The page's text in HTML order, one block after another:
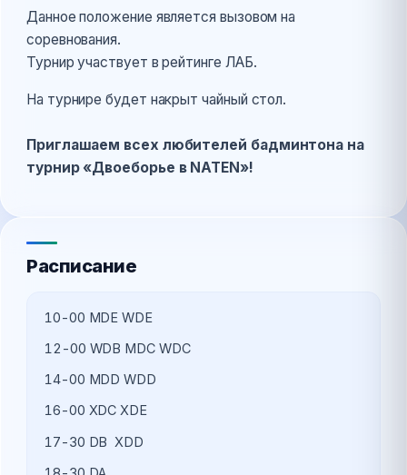
Данное положение является вызовом на
соревнования.
Турнир участвует в рейтинге ЛАБ.
На турнире будет накрыт чайный стол.
Приглашаем всех любителей бадминтона на
турнир «Двоеборье в NATEN»!
Расписание
10-00 MDЕ WDE
12-00 WDB MDC WDC
14-00 MDD WDD
16-00 XDC XDE
17-30 DB  XDD